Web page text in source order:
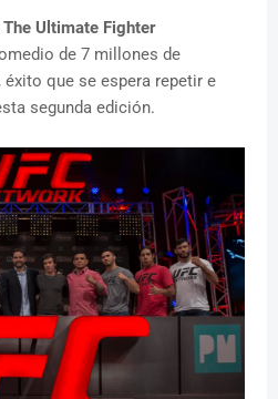
Ultimate Fighter
de 7 millones de
que se espera repetir e
segunda edición.